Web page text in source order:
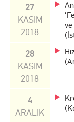
27
KASIM
2018
ve
28
KASIM
2018
4
ARALIK